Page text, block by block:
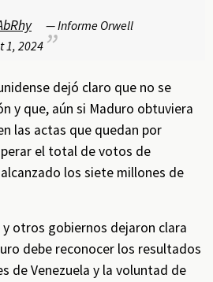
— Informe Orwell
1, 2024
dejó claro que no se
y que, aún si Maduro obtuviera
las actas que quedan por
el total de votos de
los siete millones de
otros gobiernos dejaron clara
debe reconocer los resultados
de Venezuela y la voluntad de